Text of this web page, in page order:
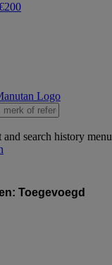
and search history menu
Toegevoegd